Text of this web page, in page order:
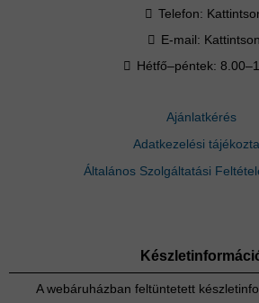
Telefon:
E-mail: Kattintson
Hétfő–péntek:
Ajánlatkérés
Adatkezelési
Általános Szolgáltatási
A webáruházban feltüntetett